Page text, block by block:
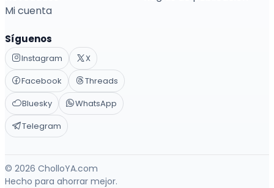
Mi cuenta
Síguenos
Instagram
X
Facebook
Threads
Bluesky
WhatsApp
Telegram
© 2026 CholloYA.com
Hecho para ahorrar mejor.